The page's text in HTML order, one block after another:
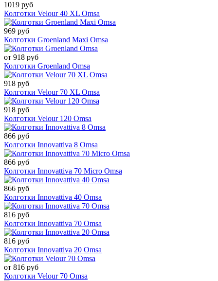
1019 руб
Колготки Velour 40 XL Omsa
969 руб
Колготки Groenland Maxi Omsa
от 918 руб
Колготки Groenland Omsa
918 руб
Колготки Velour 70 XL Omsa
918 руб
Колготки Velour 120 Omsa
866 руб
Колготки Innovattiva 8 Omsa
866 руб
Колготки Innovattiva 70 Micro Omsa
866 руб
Колготки Innovattiva 40 Omsa
816 руб
Колготки Innovattiva 70 Omsa
816 руб
Колготки Innovattiva 20 Omsa
от 816 руб
Колготки Velour 70 Omsa